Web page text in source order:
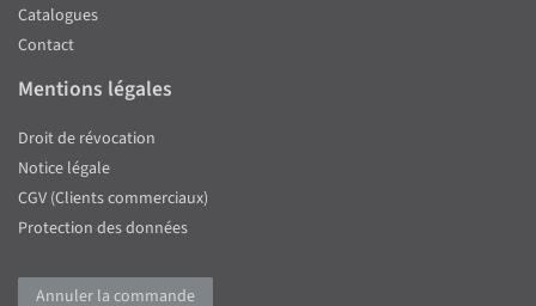
Catalogues
Contact
Mentions légales
Droit de révocation
Notice légale
CGV (Clients commerciaux)
Protection des données
Annuler la commande